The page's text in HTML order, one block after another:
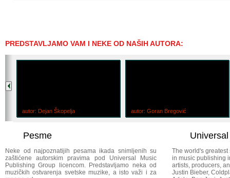
PREDSTAVLJAMO VAM I NEKE OD NAŠIH AUTORA:
autor: Dejan Škopelja autor: Goran Bregović
Pesme
Neke od najpoznatijih pesama ikada snimljenih su
zaštićene autorskim pravima pod Universal Music
Publishing Group licencom. Predstavljamo neka od
muzičkih ostvarenja svetske muzike, a isto važi i za
The world's
in music publishing
artists, producers,
Justin Bieber,